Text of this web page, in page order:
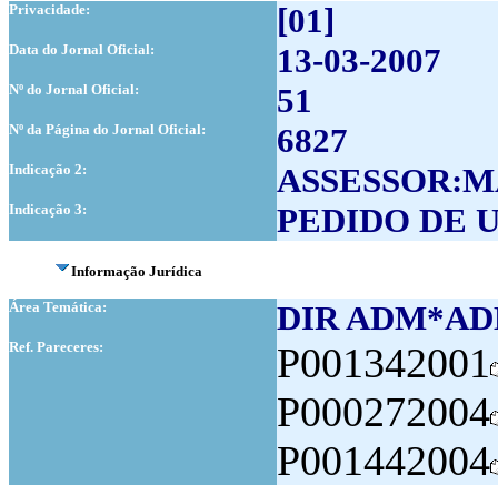
Privacidade: [01]
Data do Jornal Oficial: 13-03-2007
Nº do Jornal Oficial: 51
Nº da Página do Jornal Oficial: 6827
Indicação 2:
Indicação 3: PEDIDO DE
Informação Jurídica
Área Temática: DIR
Ref. Pareceres:
P001342001
P000272004
P001442004